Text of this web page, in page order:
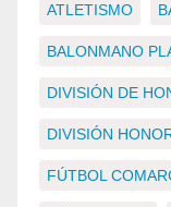
ATLETISMO
BALONMANO
DIVISIÓN DE
DIVISIÓN
FÚTBOL